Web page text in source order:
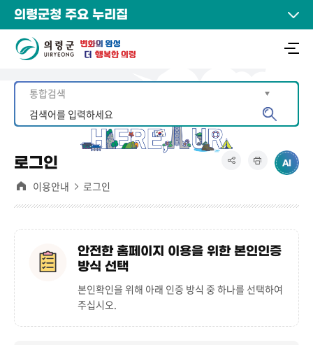
의령군청 주요 누리집
로그인
이용안내 로그인
안전한 홈페이지 이용을 위한 본인인증
방식 선택
본인확인을 위해 아래 인증 방식 중 하나를 선택하여
주십시오.